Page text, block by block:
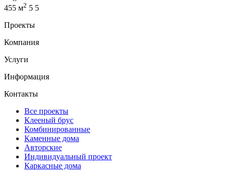
455 м2 5 5
Проекты
Компания
Услуги
Информация
Контакты
Все проекты
Клееный брус
Комбинированные
Каменные дома
Авторские
Индивидуальный проект
Каркасные дома